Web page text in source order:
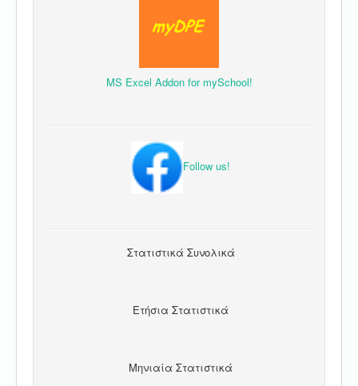
MS Excel Addon for mySchool!
Follow us!
Στατιστικά Συνολικά
Ετήσια Στατιστικά
Μηνιαία Στατιστικά